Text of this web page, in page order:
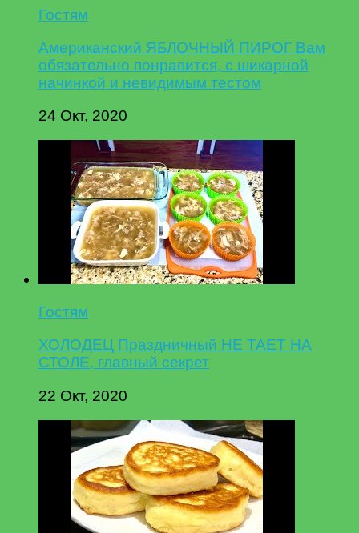
Гостям
Американский ЯБЛОЧНЫЙ ПИРОГ Вам
обязательно понравится, с шикарной
начинкой и невидимым тестом
24 Окт, 2020
Гостям
ХОЛОДЕЦ Праздничный НЕ ТАЕТ НА
СТОЛЕ, главный секрет
22 Окт, 2020